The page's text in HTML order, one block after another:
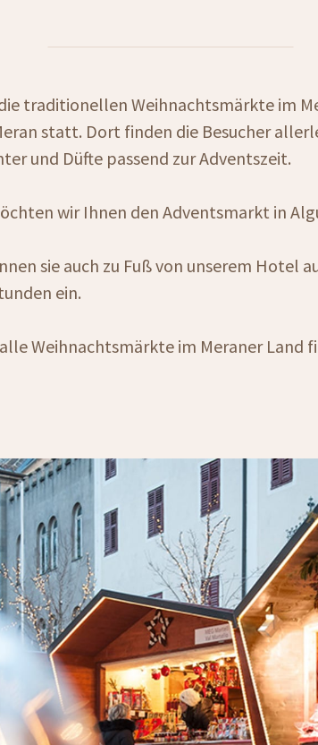
traditionellen Weihnachtsmärkte im
statt. Dort finden die Besucher
und Düfte passend zur Adventszeit.
wir Ihnen den Adventsmarkt in
sie auch zu Fuß von unserem Hotel
ein.
Weihnachtsmärkte im Meraner Land